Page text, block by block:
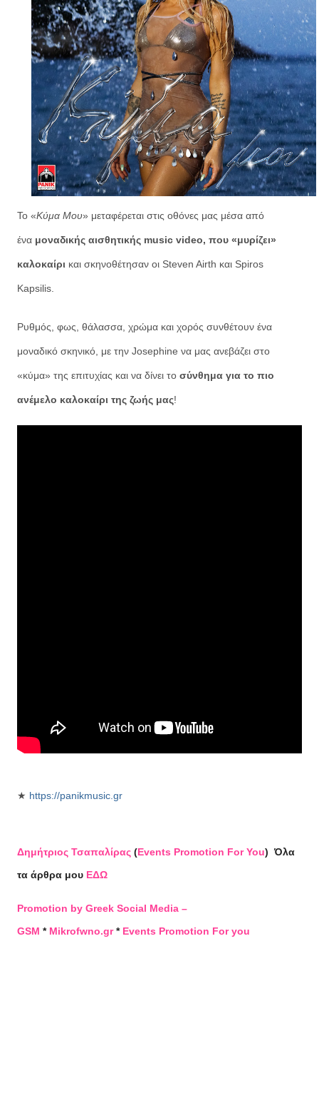
Το «Κύμα Μου» μεταφέρεται στις οθόνες μας μέσα από
ένα μοναδικής αισθητικής music video, που «μυρίζει»
καλοκαίρι και σκηνοθέτησαν οι Steven Airth και Spiros
Kapsilis.
Ρυθμός, φως, θάλασσα, χρώμα και χορός συνθέτουν ένα
μοναδικό σκηνικό, με την Josephine να μας ανεβάζει στο
«κύμα» της επιτυχίας και να δίνει το σύνθημα για το πιο
ανέμελο καλοκαίρι της ζωής μας!
★ https://panikmusic.gr
Δημήτριος Τσαπαλίρας (Events Promotion For You) Όλα
τα άρθρα μου ΕΔΩ
Promotion by Greek Social Media –
GSM * Mikrofwno.gr* Events Promotion For you